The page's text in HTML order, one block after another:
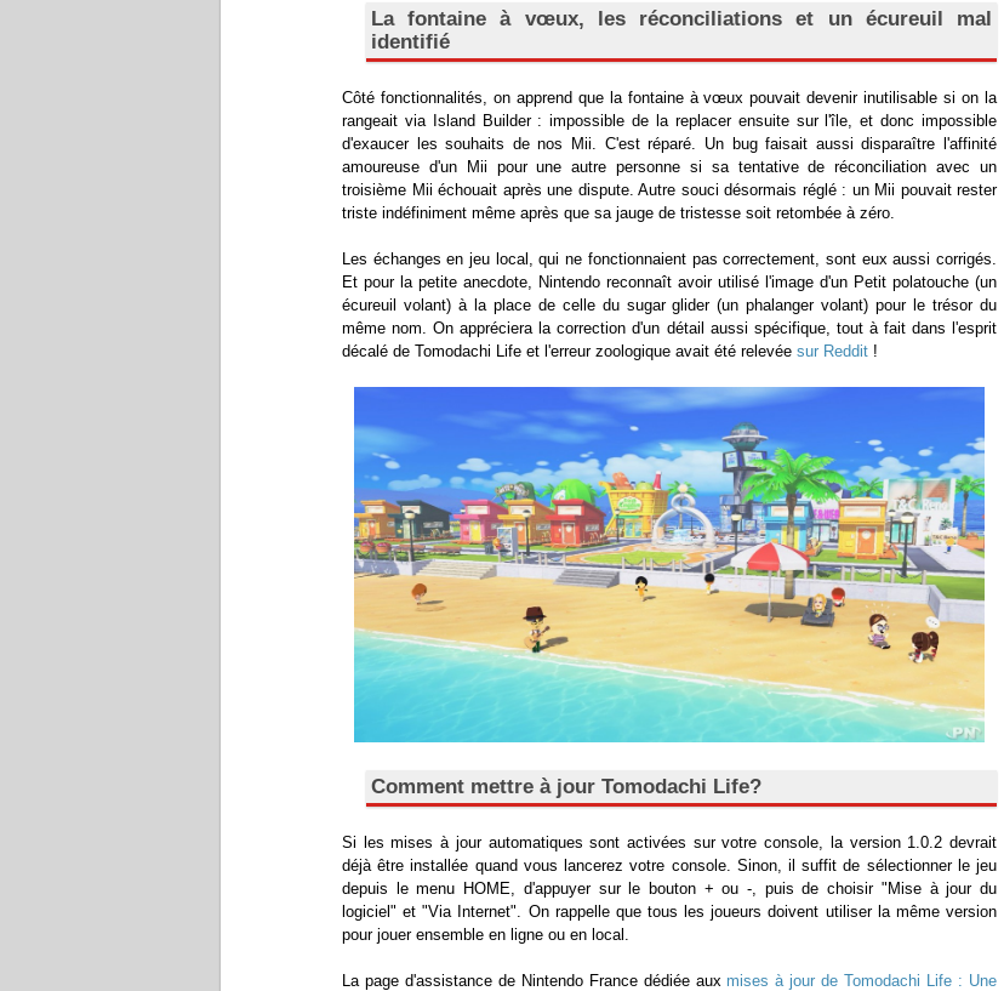
La fontaine à vœux, les réconciliations et un écureuil mal
identifié
Côté fonctionnalités, on apprend que la fontaine à vœux pouvait devenir inutilisable si on la
rangeait via Island Builder : impossible de la replacer ensuite sur l'île, et donc impossible
d'exaucer les souhaits de nos Mii. C'est réparé. Un bug faisait aussi disparaître l'affinité
amoureuse d'un Mii pour une autre personne si sa tentative de réconciliation avec un
troisième Mii échouait après une dispute. Autre souci désormais réglé : un Mii pouvait rester
triste indéfiniment même après que sa jauge de tristesse soit retombée à zéro.
Les échanges en jeu local, qui ne fonctionnaient pas correctement, sont eux aussi corrigés.
Et pour la petite anecdote, Nintendo reconnaît avoir utilisé l'image d'un Petit polatouche (un
écureuil volant) à la place de celle du sugar glider (un phalanger volant) pour le trésor du
même nom. On appréciera la correction d'un détail aussi spécifique, tout à fait dans l'esprit
décalé de Tomodachi Life et l'erreur zoologique avait été relevée sur Reddit !
Comment mettre à jour Tomodachi Life?
Si les mises à jour automatiques sont activées sur votre console, la version 1.0.2 devrait
déjà être installée quand vous lancerez votre console. Sinon, il suffit de sélectionner le jeu
depuis le menu HOME, d'appuyer sur le bouton + ou -, puis de choisir "Mise à jour du
logiciel" et "Via Internet". On rappelle que tous les joueurs doivent utiliser la même version
pour jouer ensemble en ligne ou en local.
La page d'assistance de Nintendo France dédiée aux mises à jour de Tomodachi Life : Une